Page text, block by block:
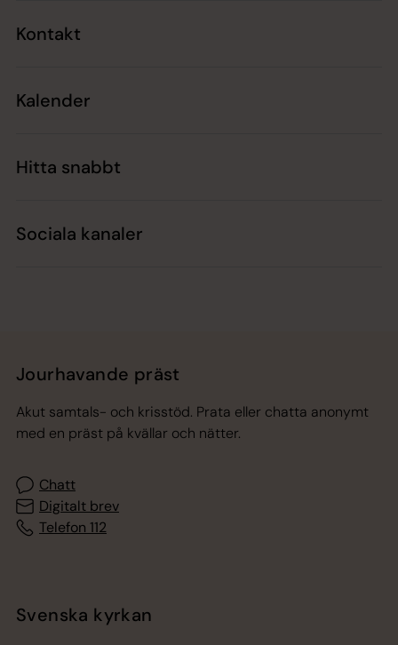
Kontakt
Kalender
Hitta snabbt
Sociala kanaler
Jourhavande präst
Akut samtals- och krisstöd. Prata eller chatta anonymt
med en präst på kvällar och nätter.
Chatt
Digitalt brev
Telefon 112
Svenska kyrkan